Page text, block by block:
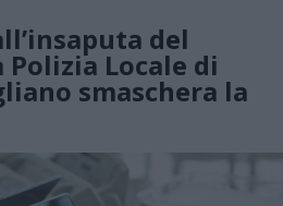
del
Locale di
smaschera la